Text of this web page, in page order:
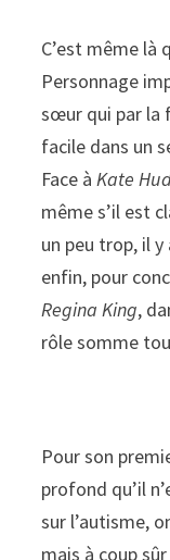
C’est même là
Personnage
sœur qui par la
facile dans un
Face àKate
même s’il est
un peu trop, il
enfin, pour
Regina King,
rôle somme
Pour son
profond qu’il
sur l’autisme,
mais à coup